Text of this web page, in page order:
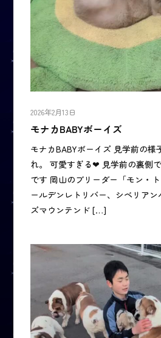
2026年2月13日
モナカBABYボーイズ
モナカBABYボーイズ 見学前の
れ。 可愛すぎる❤ 見学前の裏側
です 岡山のブリーダー「モン・
ールデンレトリバー、シベリア
ズマウンテンド […]